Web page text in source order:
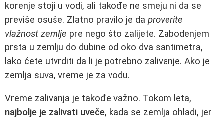
korenje stoji u vodi, ali takođe ne smeju ni da se
previše osuše. Zlatno pravilo je da proverite
vlažnost zemlje pre nego što zalijete. Zabodenjem
prsta u zemlju do dubine od oko dva santimetra,
lako ćete utvrditi da li je potrebno zalivanje. Ako je
zemlja suva, vreme je za vodu.
Vreme zalivanja je takođe važno. Tokom leta,
najbolje je zalivati uveče, kada se zemlja ohladi, jer